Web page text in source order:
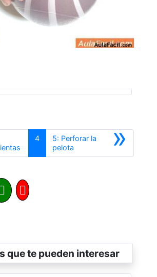
4 »
5: Perforar la
pelota
que te pueden interesar